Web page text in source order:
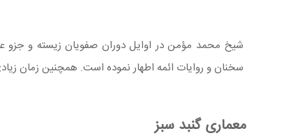
شیخ محمد مؤمن در اوایل دوران صفویان زیسته و جزو
سخنان و روایات ائمه اطهار نموده است. همچنین زمان
معماری گنبد سبز